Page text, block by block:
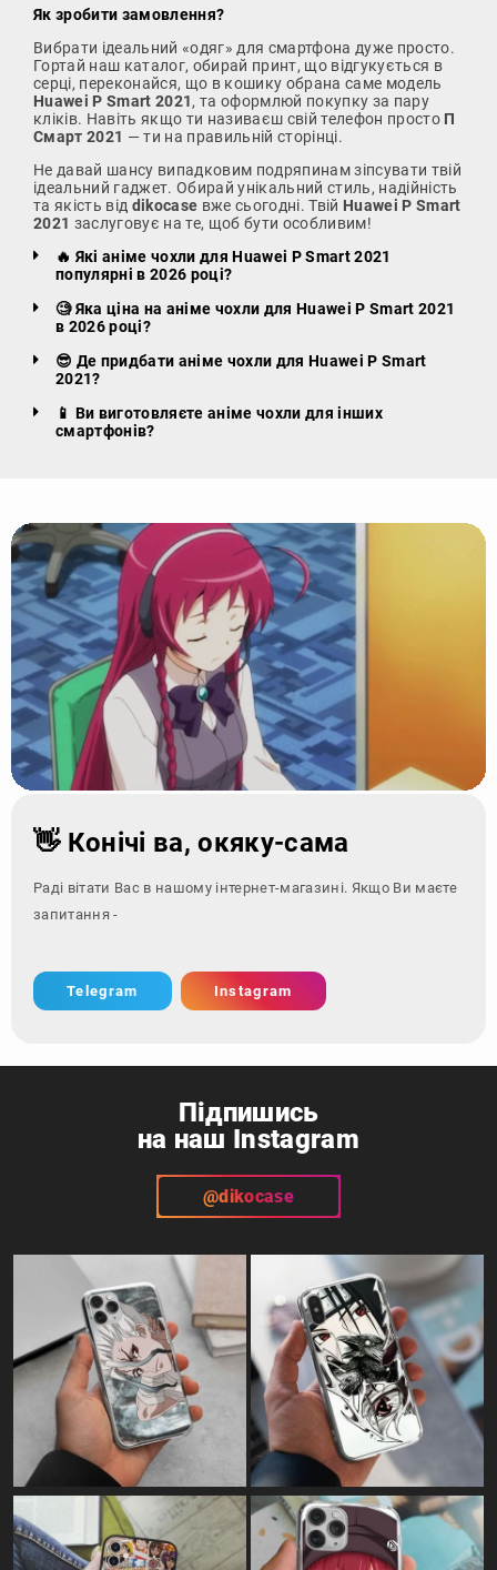
Як зробити замовлення?
Вибрати ідеальний «одяг» для смартфона дуже просто.
Гортай наш каталог, обирай принт, що відгукується в
серці, переконайся, що в кошику обрана саме модель
Huawei P Smart 2021, та оформлюй покупку за пару
кліків. Навіть якщо ти називаєш свій телефон просто П
Смарт 2021 — ти на правильній сторінці.
Не давай шансу випадковим подряпинам зіпсувати твій
ідеальний гаджет. Обирай унікальний стиль, надійність
та якість від dikocase вже сьогодні. Твій Huawei P Smart
2021 заслуговує на те, щоб бути особливим!
🔥 Які аніме чохли для Huawei P Smart 2021
популярні в 2026 році?
🧐 Яка ціна на аніме чохли для Huawei P Smart 2021
в 2026 році?
😎 Де придбати аніме чохли для Huawei P Smart
2021?
📱 Ви виготовляєте аніме чохли для інших
смартфонів?
👋 Конічі ва, окяку-сама
Раді вітати Вас в нашому інтернет-магазині. Якщо Ви маєте
запитання - зверніться за
Telegram Instagram
Підпишись
на наш Instagram
@dikocase